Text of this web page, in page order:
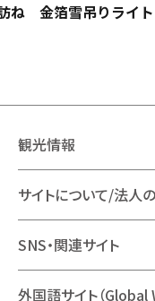
ね 金箔雪吊りライ
観光情報
サイトについて/法人
SNS・関連サイト
外国語サイト（Global